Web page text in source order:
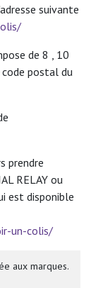
suivante
de 8 , 10
postal du
prendre
RELAY ou
est disponible
un-colis/
aux marques.